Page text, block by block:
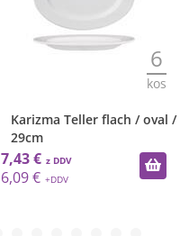
6
kos
Karizma Teller flach / oval /
29cm
7,43 €
6,09 €